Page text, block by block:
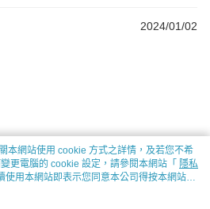
2024/01/02
本網站使用 cookie 方式之詳情，及若您不希
更電腦的 cookie 設定，請參閱本網站「 隱私
使用本網站即表示您同意本公司得按本網站使